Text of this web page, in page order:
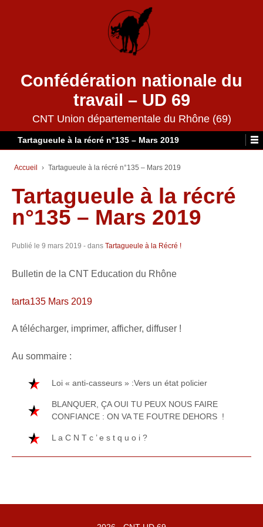
Confédération nationale du
travail – UD 69
CNT Union départementale du Rhône (69)
Tartagueule à la récré n°135 – Mars 2019
Accueil › Tartagueule à la récré n°135 – Mars 2019
Tartagueule à la récré
n°135 – Mars 2019
Publié le 9 mars 2019 - dans Tartagueule à la Récré !
Bulletin de la CNT Education du Rhône
tarta135 Mars 2019
A télécharger, imprimer, afficher, diffuser !
Au sommaire :
Loi « anti-casseurs » :Vers un état policier
BLANQUER, ÇA OUI TU PEUX NOUS FAIRE
CONFIANCE : ON VA TE FOUTRE DEHORS !
L a C N T c ’ e s t q u o i ?